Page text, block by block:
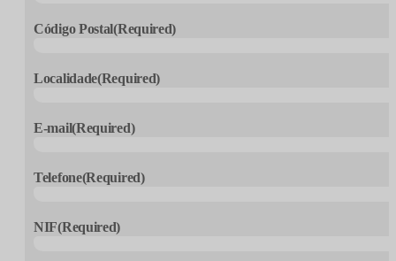
Código Postal(Required)
Localidade(Required)
E-mail(Required)
Telefone(Required)
NIF(Required)